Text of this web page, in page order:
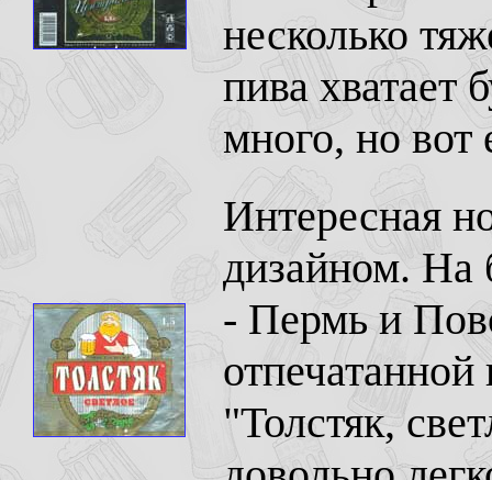
несколько
пива
много, но вот
Интересная
дизайном. На
- Пермь и
"Толстяк,